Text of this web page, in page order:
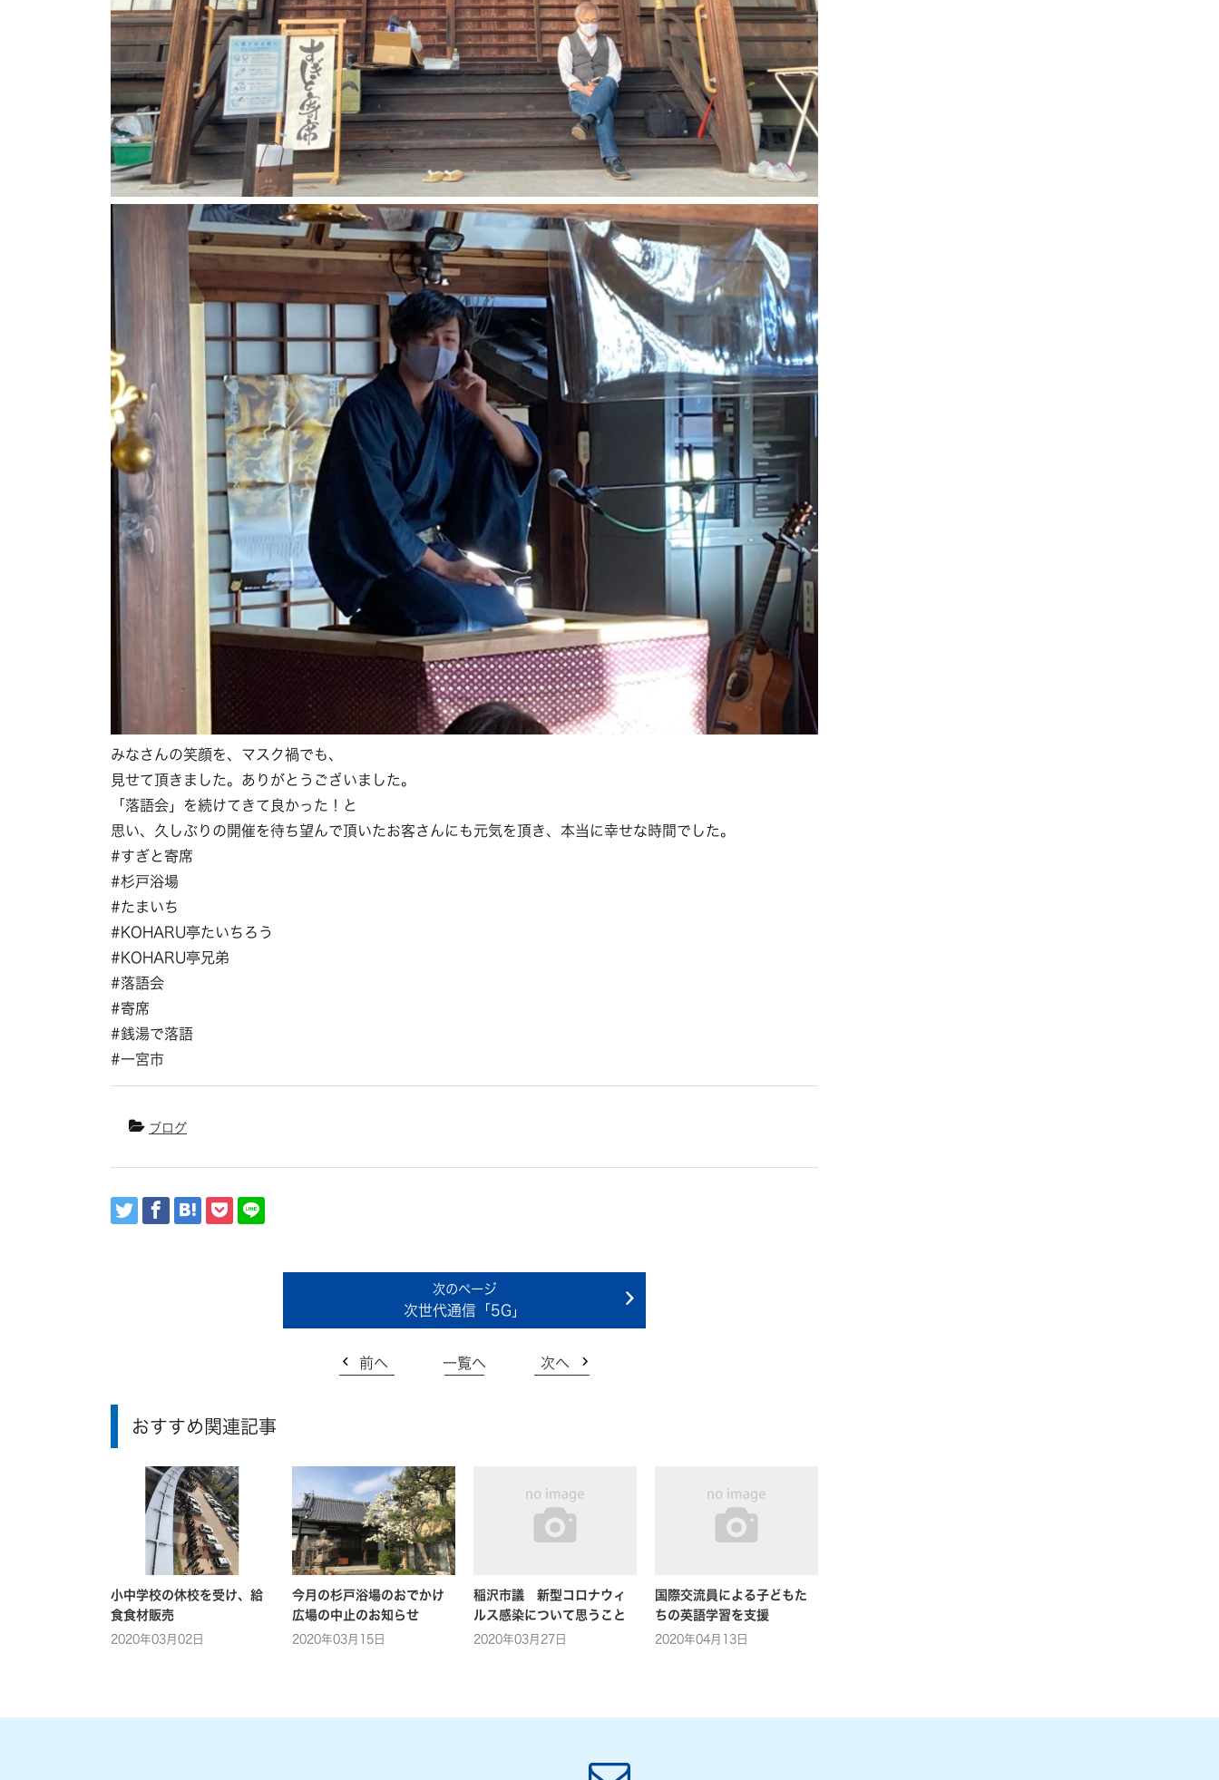
みなさんの笑顔を、マスク禍でも、
見せて頂きました。ありがとうございました。
「落語会」を続けてきて良かった！と
思い、久しぶりの開催を待ち望んで頂いたお客さんにも元気を頂き、本当に幸せな時間でした。
#すぎと寄席
#杉戸浴場
#たまいち
#KOHARU亭たいちろう
#KOHARU亭兄弟
#落語会
#寄席
#銭湯で落語
#一宮市
ブログ
次世代通信「5G」
前へ 一覧へ 次へ
おすすめ関連記事
小中学校の休校を受け、給
食食材販売
2020年03月02日
今月の杉戸浴場のおでかけ
広場の中止のお知らせ
2020年03月15日
稲沢市議 新型コロナウィ
ルス感染について思うこと
2020年03月27日
国際交流員による子どもた
ちの英語学習を支援
2020年04月13日